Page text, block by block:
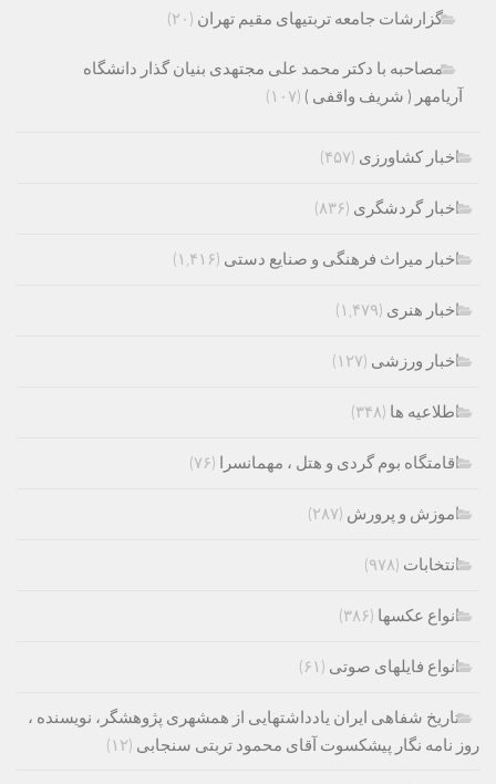
گزارشات جامعه تربتیهای مقیم تهران (۲۰)
مصاحبه با دکتر محمد علی مجتهدی بنیان گذار دانشگاه
آریامهر ( شریف واقفی ) (۱۰۷)
اخبار کشاورزی (۴۵۷)
اخبار گردشگری (۸۳۶)
اخبار میراث فرهنگی و صنایع دستی (۱,۴۱۶)
اخبار هنری (۱,۴۷۹)
اخبار ورزشی (۱۲۷)
اطلاعیه ها (۳۴۸)
اقامتگاه بوم گردی و هتل ، مهمانسرا (۷۶)
اموزش و پرورش (۲۸۷)
انتخابات (۹۷۸)
انواع عکسها (۳۸۶)
انواع فایلهای صوتی (۶۱)
تاریخ شفاهی ایران یادداشتهایی از همشهری پژوهشگر، نویسنده ،
روز نامه نگار پیشکسوت آقای محمود تربتی سنجابی (۱۲)